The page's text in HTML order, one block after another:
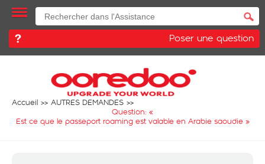
Poser une question
Accueil
AUTRES DEMANDES
Question: «
Est ce que le passeport roaming est valable en Arabie saoudie »